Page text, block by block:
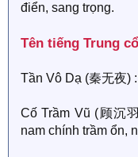
điển, sang trọng.
Tên tiếng Trung
Tần Vô Dạ (秦无夜)
Cố Trầm Vũ (顾沉
nam chính trầm ổn,